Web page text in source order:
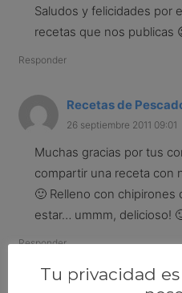
Saludos y felicidades por
recetas que nos publicas
Responder
Recetas de
26 septiembre 2011 09:01
Muchas gracias por tus
compartir una receta con
🙂 Relleno con
estar… ummm, delicioso!
Responder
Adriana Méndez
Tu privacidad